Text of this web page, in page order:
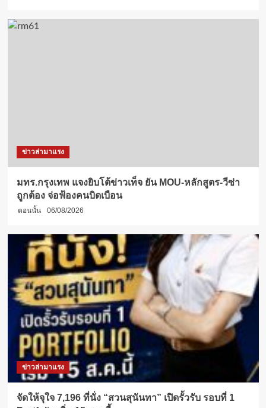
ข่าวล่ามาแรง
มทร.กรุงเทพ แจงยิบโต้ข่าวเท็จ ยัน MOU-หลักสูตร-วีซ่า
ถูกต้อง จ่อฟ้องคนบิดเบือน
ตอนนั้น 06/08/2026
ข่าวล่ามาแรง
จัดให้จุใจ 7,196 ที่นั่ง “สวนสุนันทา” เปิดรั้วรับ รอบที่ 1